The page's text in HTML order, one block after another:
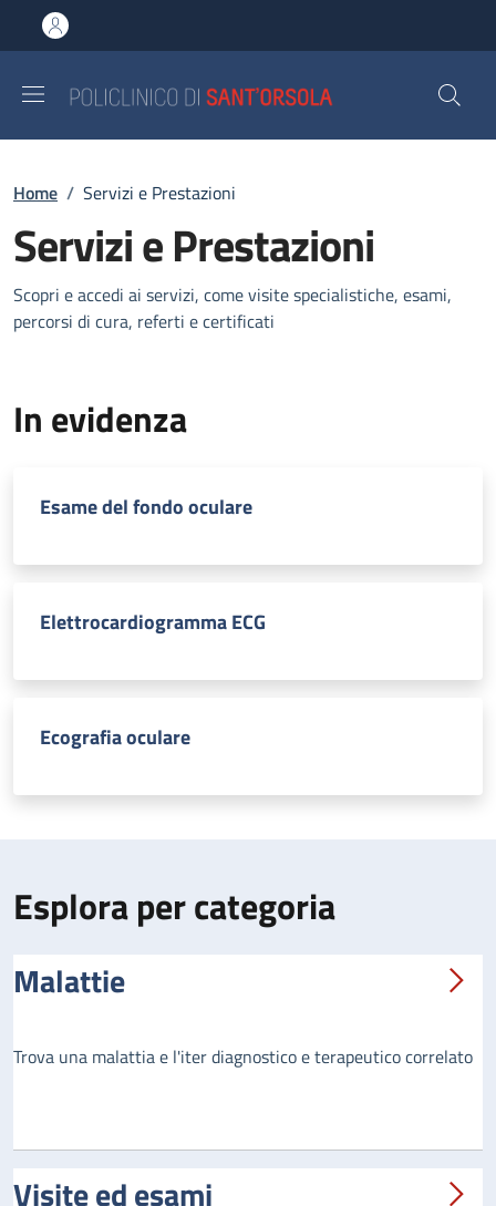
al contenuto principale
to footer content
Briciole di pane
Home / Servizi e Prestazioni
Servizi e Prestazioni
Scopri e accedi ai servizi, come visite specialistiche, esami,
percorsi di cura, referti e certificati
In evidenza
Esame del fondo oculare
Elettrocardiogramma ECG
Ecografia oculare
Esplora per categoria
Malattie
Trova una malattia e l'iter diagnostico e terapeutico correlato
Visite ed esami